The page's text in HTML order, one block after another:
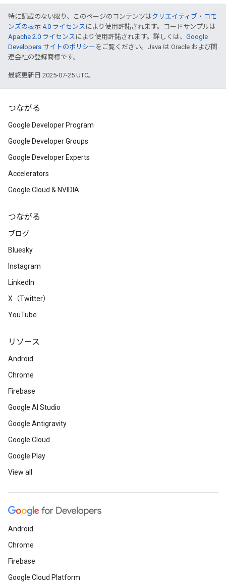
特に記載のない限り、このページのコンテンツはクリエイティブ・コモ
ンズの表示 4.0 ライセンス により使用許諾されます。コードサンプルは
Apache 2.0 ライセンス により使用許諾されます。詳しくは、 Google
Developers サイトのポリシー をご覧ください。Java は Oracle および関
連会社の登録商標です。
最終更新日 2025-07-25 UTC。
つながる
Google Developer Program
Google Developer Groups
Google Developer Experts
Accelerators
Google Cloud & NVIDIA
つながる
ブログ
Bluesky
Instagram
LinkedIn
X（Twitter）
YouTube
リソース
Android
Chrome
Firebase
Google AI Studio
Google Antigravity
Google Cloud
Google Play
View all
Android
Chrome
Firebase
Google Cloud Platform